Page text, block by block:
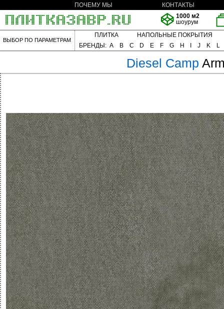
ПОЧЕМУ МЫ
КОНТАКТЫ
1000 м2
шоурум
ВЫБОР ПО ПАРАМЕТРАМ
ПЛИТКА
НАПОЛЬНЫЕ ПОКРЫТИЯ
БРЕНДЫ: A B C D E F G H J K L
Diesel Camp